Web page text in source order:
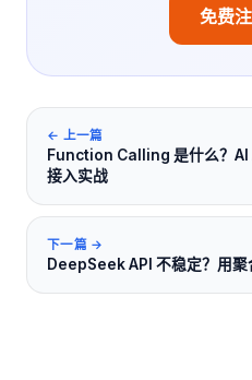
免费
← 上一篇
Function Calling 是什么？AI
接入实战
下一篇 →
DeepSeek API 不稳定？用